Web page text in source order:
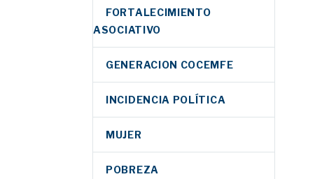
FORTALECIMIENTO
ASOCIATIVO
GENERACION COCEMFE
INCIDENCIA POLÍTICA
MUJER
POBREZA